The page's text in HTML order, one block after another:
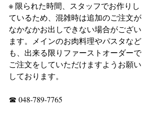
※ 限られた時間、スタッフでお作りし
ているため、混雑時は追加のご注文が
なかなかお出しできない場合がござい
ます。メインのお肉料理やパスタなど
も、出来る限りファーストオーダーで
ご注文をしていただけますようお願い
しております。
☎ 048-789-7765